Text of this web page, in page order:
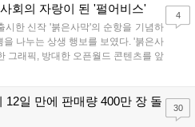
회의 자랑이 된 '펄어비스'
시한 신작 '붉은사막'의 순항을 기념하
나누는 상생 행보를 보였다. '붉은사
그래픽, 방대한 오픈월드 콘텐츠를 앞
을 이끌어내며 순항 중이다. 3월 20일
1...
4
12일 만에 판매량 400만 장 돌
30